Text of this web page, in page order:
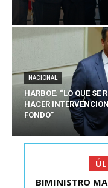
NACIONAL
HARBOE: “LO QUE SE
HACER
FONDO”
KAST SE REUNIÓ
BIMINISTRO MAS